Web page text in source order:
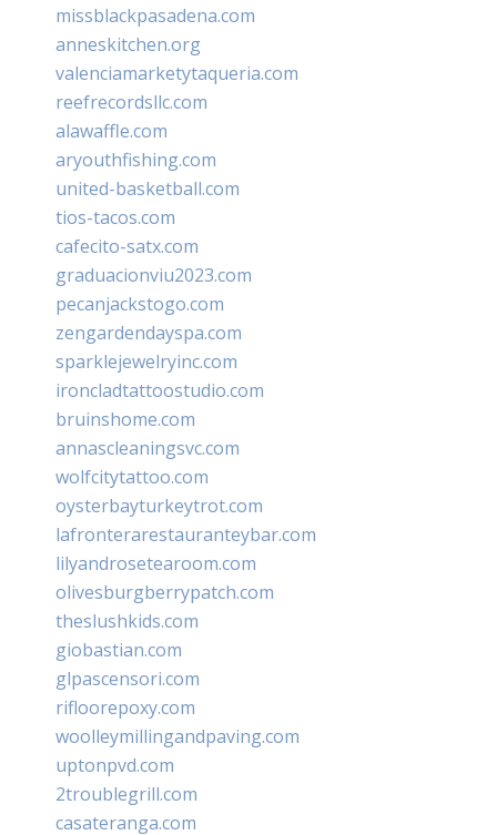
missblackpasadena.com
anneskitchen.org
valenciamarketytaqueria.com
reefrecordsllc.com
alawaffle.com
aryouthfishing.com
united-basketball.com
tios-tacos.com
cafecito-satx.com
graduacionviu2023.com
pecanjackstogo.com
zengardendayspa.com
sparklejewelryinc.com
ironcladtattoostudio.com
bruinshome.com
annascleaningsvc.com
wolfcitytattoo.com
oysterbayturkeytrot.com
lafronterarestauranteybar.com
lilyandrosetearoom.com
olivesburgberrypatch.com
theslushkids.com
giobastian.com
glpascensori.com
rifloorepoxy.com
woolleymillingandpaving.com
uptonpvd.com
2troublegrill.com
casateranga.com